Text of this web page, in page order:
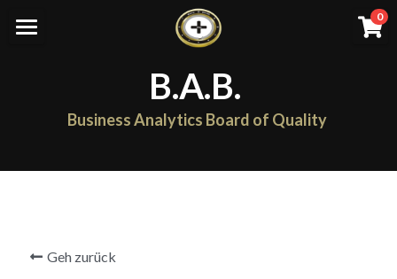
B.A.B.
Business Analytics Board of Quality
0
BAB
Geh zurück
×
SHOPKATEGORIEN